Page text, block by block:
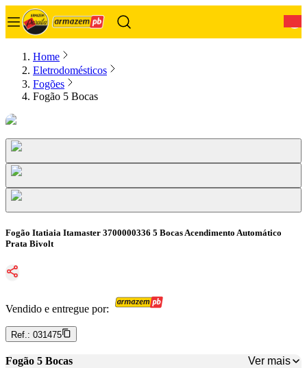
Home
Eletrodomésticos
Fogões
Fogão 5 Bocas
Fogão Itatiaia Itamaster 3700000336 5 Bocas Acendimento Automático
Prata Bivolt
Vendido e entregue por:
Ref.: 031475
Fogão 5 Bocas
Ver mais